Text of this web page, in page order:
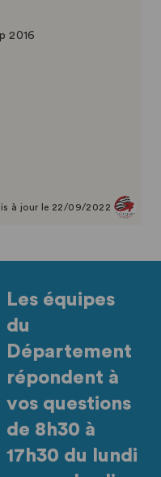
2016
à jour le 22/09/2022
Les équipes
du
Département
répondent à
vos questions
de 8h30 à
17h30 du lundi